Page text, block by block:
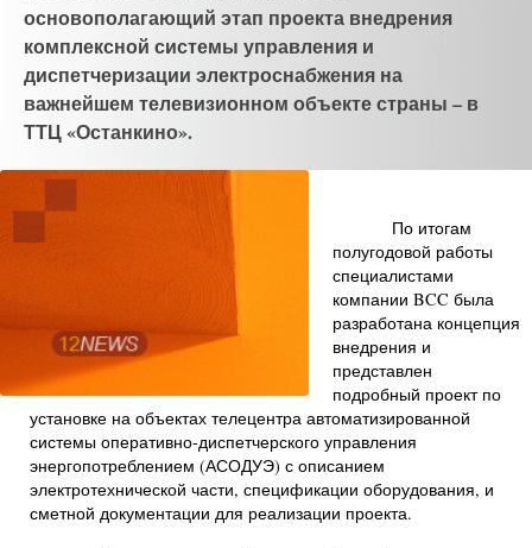
основополагающий этап проекта внедрения
комплексной системы управления и
диспетчеризации электроснабжения на
важнейшем телевизионном объекте страны – в
ТТЦ «Останкино».
По итогам
полугодовой работы
специалистами
компании BCC была
разработана концепция
внедрения и
представлен
подробный проект по
установке на объектах телецентра автоматизированной
системы оперативно-диспетчерского управления
энергопотреблением (АСОДУЭ) с описанием
электротехнической части, спецификации оборудования, и
сметной документации для реализации проекта.